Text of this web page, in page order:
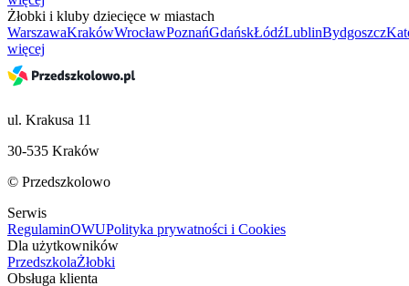
Żłobki i kluby dziecięce w miastach
WarszawaKrakówWrocławPoznańGdańskŁódźLublinBydgoszcz
więcej
ul. Krakusa 11
30-535 Kraków
© Przedszkolowo
Serwis
RegulaminOWUPolityka prywatności i Cookies
Dla użytkowników
PrzedszkolaŻłobki
Obsługa klienta